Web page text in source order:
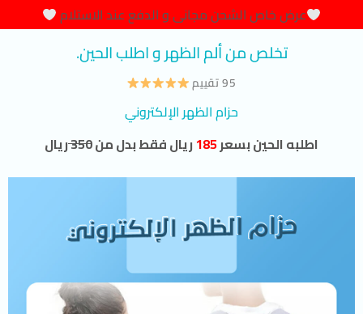
عرض خاص الشحن مجانى و الدفع عند الاستلام
تخلص من ألم الظهر و اطلب الحين.
95 تقييم
حزام الظهر الإلكتروني
اطلبه الحين بسعر185ريال فقط بدل من350ريال